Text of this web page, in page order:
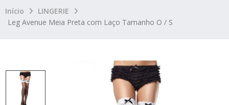
Início
LINGERIE
Leg Avenue Meia Preta com Laço Tamanho O / S